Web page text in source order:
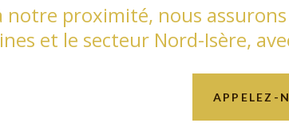
notre proximité, nous
et le secteur Nord-Isère,
APPELEZ-